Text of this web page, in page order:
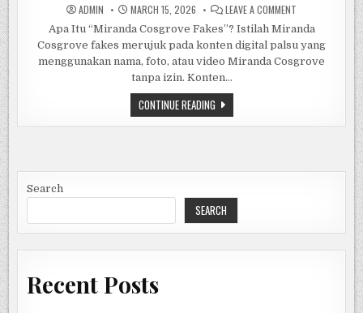
ADMIN MARCH 15, 2026 LEAVE A COMMENT
COSGROVE
FAKTA,
MITOS,
DAN
SELEBRITI
Apa Itu “Miranda Cosgrove Fakes”? Istilah Miranda
Cosgrove fakes merujuk pada konten digital palsu yang
menggunakan nama, foto, atau video Miranda Cosgrove
tanpa izin. Konten…
CONTINUE READINGMIRANDA
COSGROVE
FAKES:
MENGHINDARI
PALSU
TENTANG
SELEBRITI
Search
SEARCH
Recent Posts